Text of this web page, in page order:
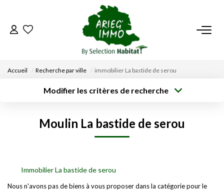
ACCUEIL
DÉPOSEZ VOTRE RECHERCHE
NOUS REJOINDRE
Accueil Recherche par ville immobilier La bastide de serou
Modifier les critères de recherche
Type de bienMoulin La bastide de serou
Immobilier La bastide de serou
Nous n'avons pas de biens à vous proposer dans la catégorie pour le